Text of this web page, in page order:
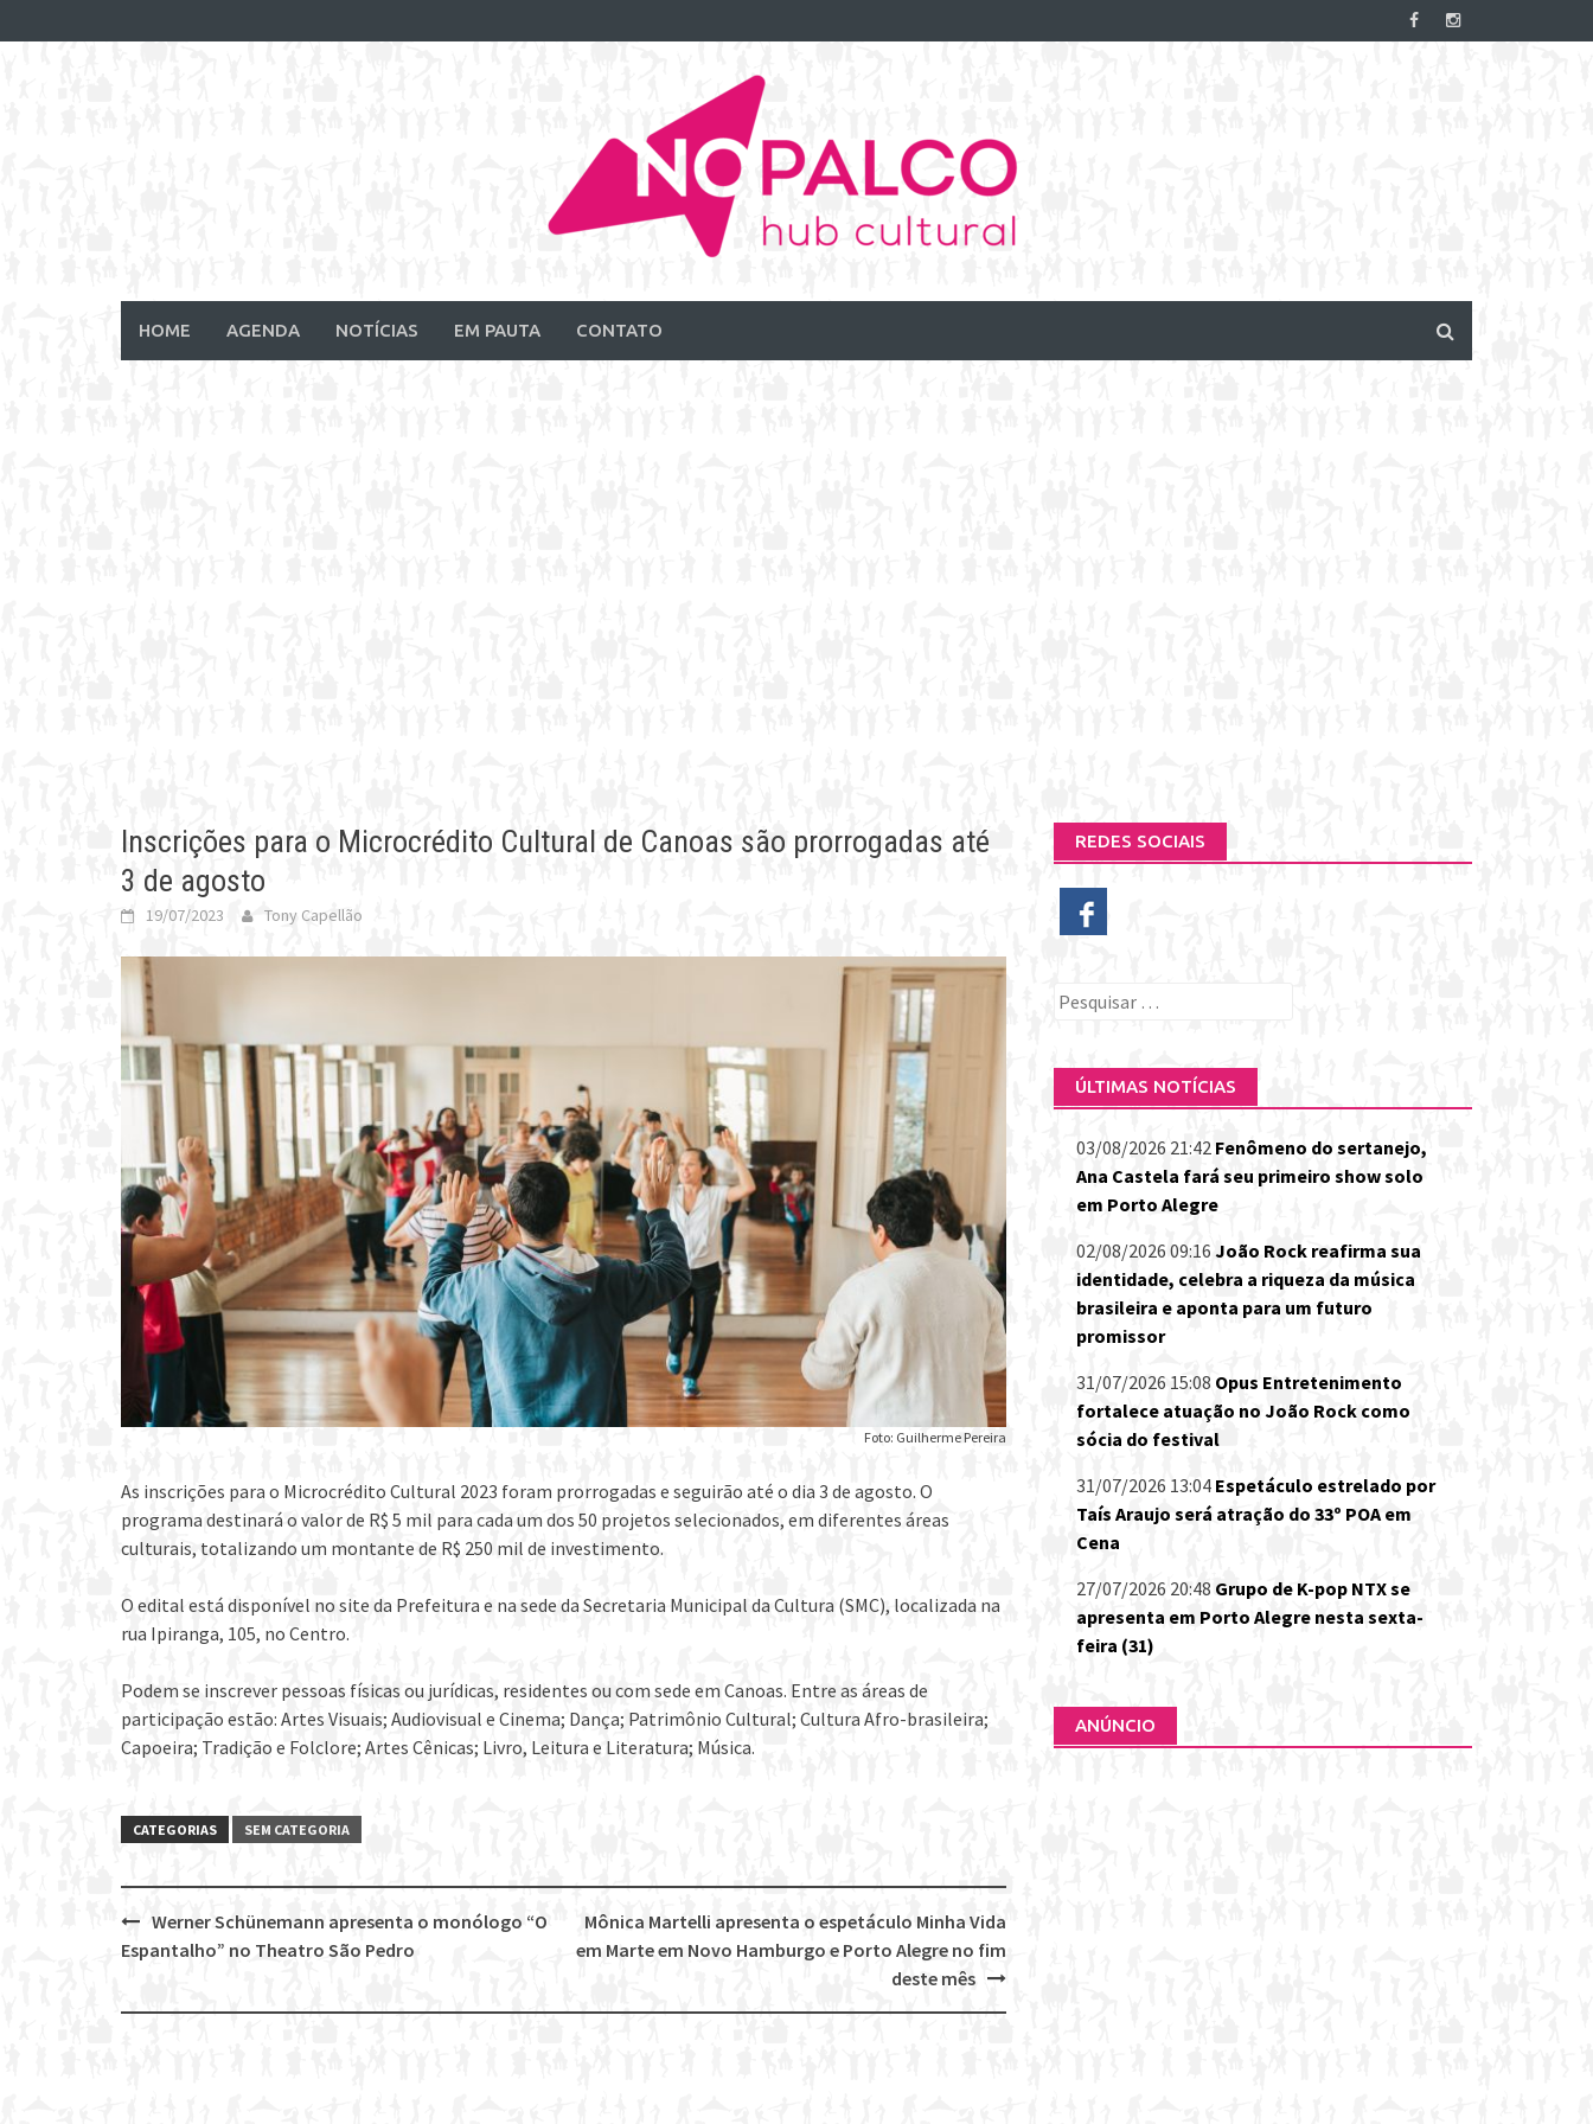
to
HOME AGENDA NOTÍCIAS EM PAUTA CONTATO
Inscrições para o Microcrédito Cultural de Canoas são prorrogadas até
3 de agosto
19/07/2023 Tony Capellão
Foto: Guilherme Pereira
As inscrições para o Microcrédito Cultural 2023 foram prorrogadas e seguirão até o dia 3 de agosto. O
programa destinará o valor de R$ 5 mil para cada um dos 50 projetos selecionados, em diferentes áreas
culturais, totalizando um montante de R$ 250 mil de investimento.
O edital está disponível no site da Prefeitura e na sede da Secretaria Municipal da Cultura (SMC), localizada na
rua Ipiranga, 105, no Centro.
Podem se inscrever pessoas físicas ou jurídicas, residentes ou com sede em Canoas. Entre as áreas de
participação estão: Artes Visuais; Audiovisual e Cinema; Dança; Patrimônio Cultural; Cultura Afro-brasileira;
Capoeira; Tradição e Folclore; Artes Cênicas; Livro, Leitura e Literatura; Música.
CATEGORIAS SEM CATEGORIA
Post
Mônica Martelli apresenta o espetáculo Minha Vida
em Marte em Novo Hamburgo e Porto Alegre no fim
deste mês
Werner Schünemann apresenta o monólogo “O
Espantalho” no Theatro São Pedro
REDES SOCIAIS
Pesquisar
ÚLTIMAS NOTÍCIAS
03/08/2026 21:42 Fenômeno do sertanejo,
Ana Castela fará seu primeiro show solo
em Porto Alegre
02/08/2026 09:16 João Rock reafirma sua
identidade, celebra a riqueza da música
brasileira e aponta para um futuro
promissor
31/07/2026 15:08 Opus Entretenimento
fortalece atuação no João Rock como
sócia do festival
31/07/2026 13:04 Espetáculo estrelado por
Taís Araujo será atração do 33º POA em
Cena
27/07/2026 20:48 Grupo de K-pop NTX se
apresenta em Porto Alegre nesta sexta-
feira (31)
ANÚNCIO